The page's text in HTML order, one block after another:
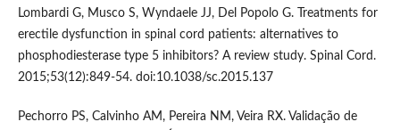
Lombardi G, Musco S, Wyndaele JJ, Del Popolo G. Treatments for
erectile dysfunction in spinal cord patients: alternatives to
phosphodiesterase type 5 inhibitors? A review study. Spinal Cord.
2015;53(12):849-54. doi:10.1038/sc.2015.137
Pechorro PS, Calvinho AM, Pereira NM, Veira RX. Validação de